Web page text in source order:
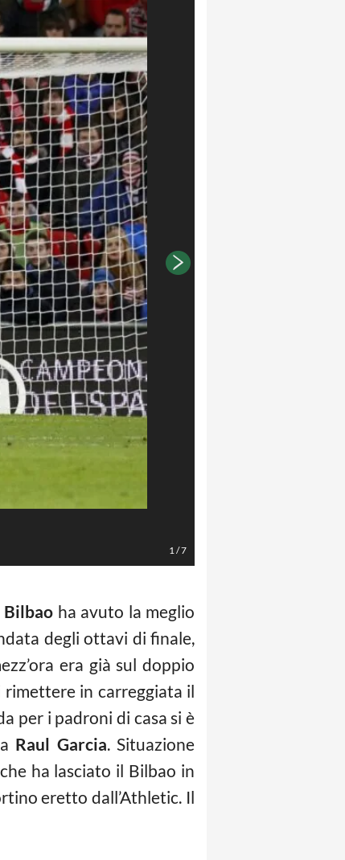
1/7
ha avuto la meglio
degli ottavi di finale,
era già sul doppio
rimettere in carreggiata il
per i padroni di casa si è
Raul Garcia. Situazione
ha lasciato il Bilbao in
eretto dall’Athletic. Il